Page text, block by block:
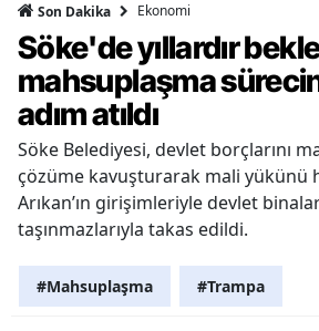
Son Dakika Ekonomi
Söke'de yıllardır
mahsuplaşma
adım atıldı
Söke Belediyesi, devlet borçlarını
çözüme kavuşturarak mali yükünü
Arıkan’ın girişimleriyle devlet
taşınmazlarıyla takas edildi.
#Mahsuplaşma #Trampa